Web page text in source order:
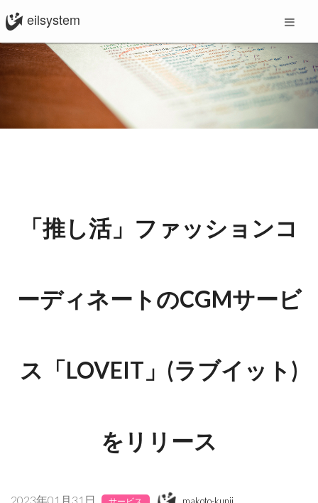
eilsystem
「推し活」ファッションコ
ーディネートのCGMサービ
ス「LOVEIT」(ラブイット)
をリリース
2023年01月31日